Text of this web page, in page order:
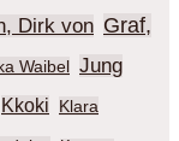
Dirk von Graf,
Waibel Jung
Kkoki Klara